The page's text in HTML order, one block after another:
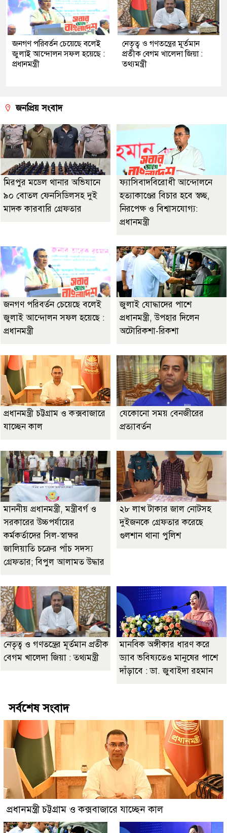
জনগণ পরিবর্তন চেয়েছে বলেই
জুলাই আন্দোলন সফল হয়েছে :
প্রধানমন্ত্রী
নেতৃত্ব ও গণতন্ত্রের মূর্তমান
প্রতীক বেগম খালেদা জিয়া :
তথ্যমন্ত্রী
জনপ্রিয় সংবাদ
মিরপুর মডেল থানার অভিযানে
৯০ বোতল ফেনসিডিলসহ দুই
মাদক কারবারি গ্রেফতার
ফ্যাসিবাদবিরোধী আন্দোলনে
হত্যাকাণ্ডের বিচার হবে স্বচ্ছ,
নিরপেক্ষ ও বিশ্বাসযোগ্য:
প্রধানমন্ত্রী
জনগণ পরিবর্তন চেয়েছে বলেই
জুলাই আন্দোলন সফল হয়েছে :
প্রধানমন্ত্রী
জুলাই যোদ্ধাদের পাশে
প্রধানমন্ত্রী, উপহার দিলেন
অটোরিকশা-রিকশা
প্রধানমন্ত্রী চট্টগ্রাম ও কক্সবাজারে
যাচ্ছেন কাল
যেকোনো সময় বেনজীরের
প্রত্যাবর্তন
মাননীয় প্রধানমন্ত্রী, মন্ত্রীবর্গ ও
সরকারের উচ্চপর্যায়ের
কর্মকর্তাদের সিল-স্বাক্ষর
জালিয়াতি চক্রের পাঁচ সদস্য
গ্রেফতার; বিপুল আলামত উদ্ধার
২৮ লাখ টাকার জাল নোটসহ
দুইজনকে গ্রেফতার করেছে
গুলশান থানা পুলিশ
নেতৃত্ব ও গণতন্ত্রের মূর্তমান প্রতীক
বেগম খালেদা জিয়া : তথ্যমন্ত্রী
মানবিক অঙ্গীকার ধারণ করে
ড্যাব ভবিষ্যতেও মানুষের পাশে
দাঁড়াবে : ডা. জুবাইদা রহমান
সর্বশেষ সংবাদ
প্রধানমন্ত্রী চট্টগ্রাম ও কক্সবাজারে যাচ্ছেন কাল